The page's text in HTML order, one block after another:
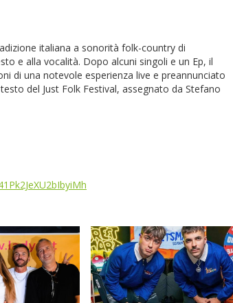
italiana a sonorità folk-country di
e alla vocalità. Dopo alcuni singoli e un Ep, il
di una notevole esperienza live e preannunciato
del Just Folk Festival, assegnato da Stefano